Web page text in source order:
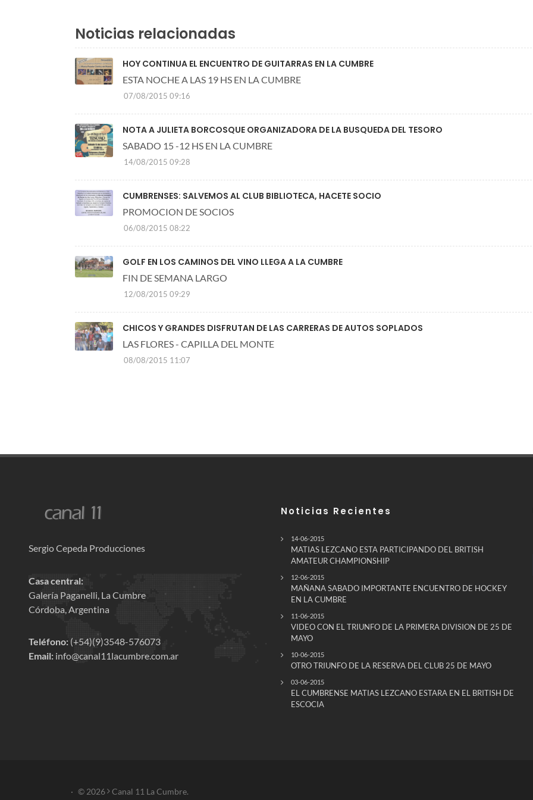
Noticias relacionadas
HOY CONTINUA EL ENCUENTRO DE GUITARRAS EN LA CUMBRE
ESTA NOCHE A LAS 19 HS EN LA CUMBRE
07/08/2015 09:16
NOTA A JULIETA BORCOSQUE ORGANIZADORA DE LA BUSQUEDA DEL TESORO
SABADO 15 -12 HS EN LA CUMBRE
14/08/2015 09:28
CUMBRENSES: SALVEMOS AL CLUB BIBLIOTECA, HACETE SOCIO
PROMOCION DE SOCIOS
06/08/2015 08:22
GOLF EN LOS CAMINOS DEL VINO LLEGA A LA CUMBRE
FIN DE SEMANA LARGO
12/08/2015 09:29
CHICOS Y GRANDES DISFRUTAN DE LAS CARRERAS DE AUTOS SOPLADOS
LAS FLORES - CAPILLA DEL MONTE
08/08/2015 11:07
Sergio Cepeda Producciones
Casa central:
Galería Paganelli, La Cumbre
Córdoba, Argentina
Teléfono: (+54)(9)3548-576073
Email: info@canal11lacumbre.com.ar
Noticias Recientes
14-06-2015
MATIAS LEZCANO ESTA PARTICIPANDO DEL BRITISH
AMATEUR CHAMPIONSHIP
12-06-2015
MAÑANA SABADO IMPORTANTE ENCUENTRO DE HOCKEY
EN LA CUMBRE
11-06-2015
VIDEO CON EL TRIUNFO DE LA PRIMERA DIVISION DE 25 DE
MAYO
10-06-2015
OTRO TRIUNFO DE LA RESERVA DEL CLUB 25 DE MAYO
03-06-2015
EL CUMBRENSE MATIAS LEZCANO ESTARA EN EL BRITISH DE
ESCOCIA
· © 2026 Canal 11 La Cumbre.